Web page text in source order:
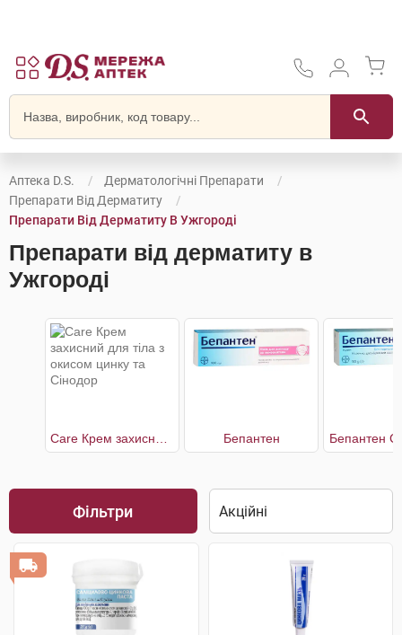
Аптека D.S.
Дерматологічні Препарати
Препарати Від Дерматиту
Препарати Від Дерматиту В Ужгороді
Препарати від дерматиту в
Ужгороді
Бепантен Бепантен
Фільтри